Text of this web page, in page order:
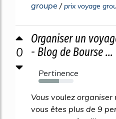
groupe /prix voyage
0
Organiser un
- Blog de Bourse ...
Pertinence
59%
Vous voulez
vous êtes plus de 9